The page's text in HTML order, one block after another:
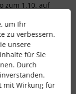
zum 1.10. auf
und
um Ihr
zu verbessern.
unsere
für Sie
Durch
mit Wirkung für